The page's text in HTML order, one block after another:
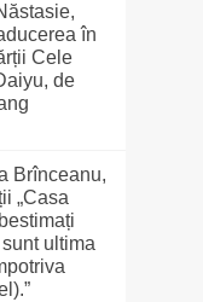
în
Cele
de
Brînceanu,
„Casa
ultima